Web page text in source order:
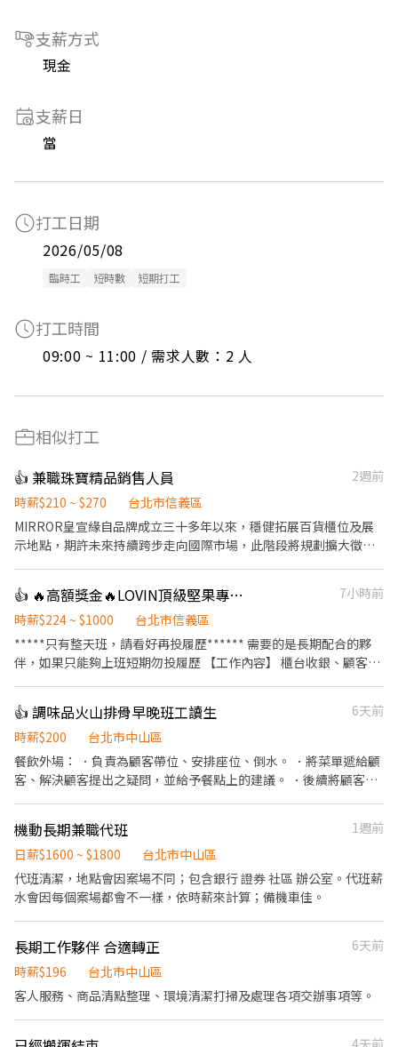
支薪方式
現金
支薪日
當
打工日期
2026/05/08
臨時工 短時數 短期打工
打工時間
09:00 ~ 11:00 / 需求人數：2 人
相似打工
👍 兼職珠寶精品銷售人員
2週前
時薪$210 ~ $270
台北市信義區
MIRROR皇宣緣自品牌成立三十多年以來，穩健拓展百貨櫃位及展
示地點，期許未來持續跨步走向國際市場，此階段將規劃擴大徵才
是你達成夢想的舞台。 隨著遠東大巨蛋即將正式開幕，本專櫃正位
於百貨商場最核心、手扶梯口的黃金動線，擁有極佳吸睛度；配合
樓層優雅舒適的休閒氛圍，預期將迎來洶湧的人潮與潛在客群。 試
用期時薪為210元，正式錄用時薪220元，銷貨時還有表現良好的特
試用期三個月：本公司為珠寶品牌，銷售人員在專櫃的表現，皆代
表了我們的品牌形象，因此公司將會就新進人員的工作態度、業績
表現、排班配合度等不同考核標準，評估該員工是否可勝任銷售職
務，故自到職起，將簽訂三個月試用期定期契約，試用期間時薪為
210元，經考核通過者，始能簽訂正式勞動契約，成為品牌正式員
工！ 3.正式錄用時薪220元(依平均小時業績做時薪評估)，銷售時還
有表現良好的特別獎金。 此銷售職位享有優渥多元的績效獎金，另
別獎金） 個人特質： -對翡翠、琥珀、珊瑚、寶石、珍珠等珠寶有
興趣及工作意願 -積極認真，熱情活潑。 -外向、開朗、不怕生。 -
具有親和力。 -喜愛團隊合作。 -想達成目標的衝勁。 -喜愛精品及
逛百貨公司。 工作內容： -銷售介紹珠寶產品。 -珠寶專櫃業績目標
達成。 -顧客關係經營培養。 -提供優質的顧客服務。 -每日例行行
政及店務工作。 -進貨驗收、庫存管理。 -珠寶產品陳列。 -珠寶品
牌形象宣傳。 -維持珠寶專櫃整潔與美觀。 -若有售出商品，就會有
業績獎金。
👍 🔥高額獎金🔥LOVIN頂級堅果專櫃銷售員
7小時前
時薪$224 ~ $1000
台北市信義區
*****只有整天班，請看好再投履歷****** 需要的是長期配合的夥
伴，如果只能夠上班短期勿投履歷 【工作內容】 櫃台收銀、顧客接
（日薪制）： 11.5小時 2584元 12小時 2748元 12.5小時 2912元 享
高額獎金！表現佳者日薪高達10000元 ⸻ 【工作時間】 北車 整
天班：9:30-22:00 中山誠品：週日至週四10:30-22:00 / 週五週六
10:30-22:30 松菸誠品：10:30-22:00 信義A8 : 10:30-22:00 ⸻
互動，樂於分享產品 積極主動、具備銷售熱情 對高額獎金有熱情者
尤佳！ 長期工作者為主，短期勿試，謝謝理解。 ⸻ 【面試資
https://www.lovin.tw/ Instagram：
https://www.instagram.com/lovin.520/ Facebook：
https://www.facebook.com/share/168oUCHwrP/?
mibextid=LQQJ4d
👍 調味品火山排骨早晚班工讀生
6天前
時薪$200
台北市中山區
餐飲外場： ．負責為顧客帶位、安排座位、倒水。 ．將菜單遞給顧
客、解決顧客提出之疑問，並給予餐點上的建議。 ．後續將顧客點
負責結帳、收銀等工作。 餐飲內場： ．擔任廚師的助手，處理烹飪
前與烹飪中之準備工作與其他餐廳相關事務。 ．負責洗、剝、削、
切各種食材。 ．負責清理工作環境、設備和餐具。 ．準備不同餐點
所需要的食材。 ．協助測量食材的容量與重量。 ．負責擺盤、打包
機動長期兼職代班
1週前
日薪$1600 ~ $1800
台北市中山區
代班清潔，地點會因案場不同；包含銀行 證券 社區 辦公室。代班薪
水會因每個案場都會不一樣，依時薪來計算；備機車佳。
長期工作夥伴 合適轉正
6天前
時薪$196
台北市中山區
客人服務、商品清點整理、環境清潔打掃及處理各項交辦事項等。
4天前